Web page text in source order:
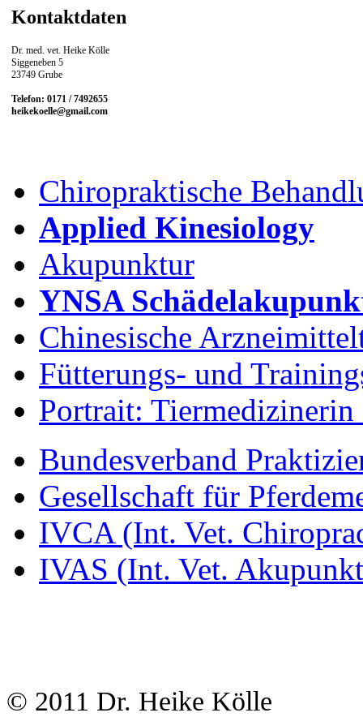
Kontaktdaten
Dr. med. vet. Heike Kölle
Siggeneben 5
23749 Grube
Telefon: 0171 / 7492655
heikekoelle@gmail.com
Chiropraktische
Applied Kinesiology
Akupunktur
YNSA
Chinesische
Fütterungs- und
Portrait:
Bundesverband
Gesellschaft für
IVCA (Int. Vet.
IVAS (Int. Vet.
© 2011 Dr. Heike Kölle